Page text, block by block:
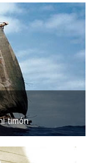
timón